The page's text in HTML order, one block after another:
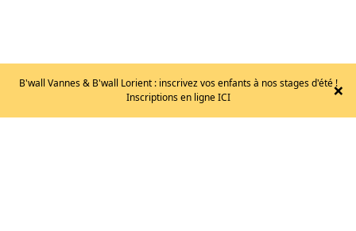
B'wall Vannes & B'wall Lorient : inscrivez vos enfants à nos stages d'été !
Inscriptions en ligne ICI
×